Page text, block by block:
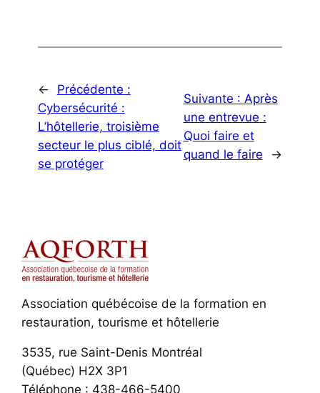
←
Précédente :
Cybersécurité :
L’hôtellerie, troisième
secteur le plus ciblé, doit
se protéger
Suivante : Après
une entrevue :
Quoi faire et
quand le faire
→
Association québécoise de la formation en
restauration, tourisme et hôtellerie
3535, rue Saint-Denis Montréal
(Québec) H2X 3P1
Téléphone : 438-466-5400